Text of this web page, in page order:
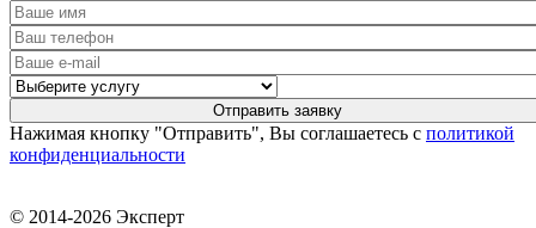
Нажимая кнопку "Отправить", Вы соглашаетесь с политикой
конфиденциальности
© 2014-2026 Эксперт